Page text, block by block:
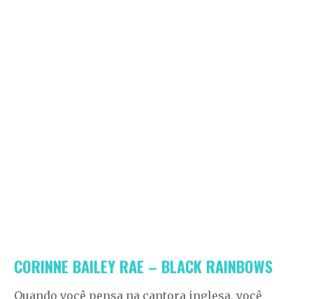
CORINNE BAILEY RAE – BLACK RAINBOWS
Quando você pensa na cantora inglesa, você